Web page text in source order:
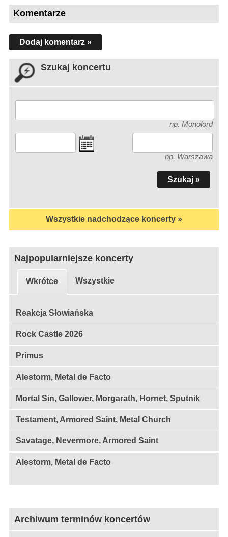
Komentarze
Dodaj komentarz »
Szukaj koncertu
np. Monolord
np. Warszawa
Wszystkie nadchodzące koncerty »
Najpopularniejsze koncerty
Wkrótce Wszystkie
Reakcja Słowiańska
Rock Castle 2026
Primus
Alestorm, Metal de Facto
Mortal Sin, Gallower, Morgarath, Hornet, Sputnik
Testament, Armored Saint, Metal Church
Savatage, Nevermore, Armored Saint
Alestorm, Metal de Facto
Archiwum terminów koncertów